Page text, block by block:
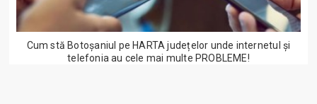
Cum stă Botoșaniul pe HARTA județelor unde internetul și
telefonia au cele mai multe PROBLEME!